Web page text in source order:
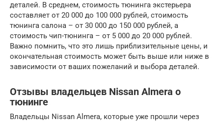
деталей. В среднем, стоимость тюнинга экстерьера
составляет от 20 000 до 100 000 рублей, стоимость
тюнинга салона – от 30 000 до 150 000 рублей, а
стоимость чип-тюнинга – от 5 000 до 20 000 рублей.
Важно помнить, что это лишь приблизительные цены, и
окончательная стоимость может быть выше или ниже в
зависимости от ваших пожеланий и выбора деталей.
Отзывы владельцев Nissan Almera о
тюнинге
Владельцы Nissan Almera, которые уже прошли через